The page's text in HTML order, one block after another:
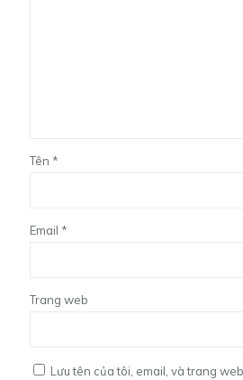
Tên *
Email *
Trang web
Lưu tên của tôi, email, và trang